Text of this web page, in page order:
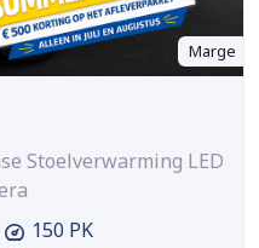
Marge
Stoelverwarming LED
150 PK